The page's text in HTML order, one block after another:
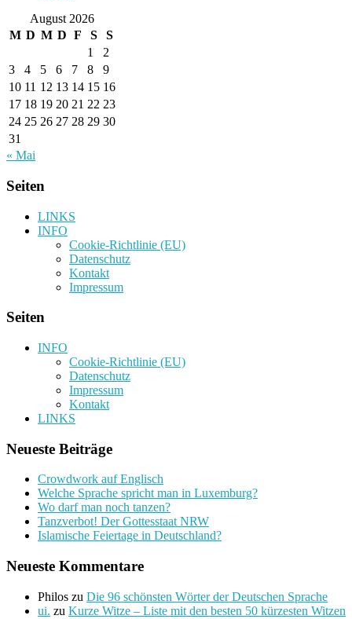
August 2026
M D M D F S
S
1
2
3
4 5 6 7 8
9
10 11 12 13 14 15 16
17 18 19 20 21 22 23
24 25 26 27 28 29 30
31
« Mai
Seiten
LINKS
INFO
Cookie-Richtlinie (EU)
Datenschutz
Kontakt
Impressum
Seiten
INFO
Cookie-Richtlinie (EU)
Datenschutz
Impressum
Kontakt
LINKS
Neueste Beiträge
Crowdwork auf Englisch
Welche Sprache spricht man in Luxemburg?
Wo darf man noch tanzen?
Tanzverbot! Der Gottesstaat NRW
Islamische Feiertage in Deutschland?
Neueste Kommentare
Philos zu Die 96 schönsten Wörter der Deutschen Sprache
ui. zu Kurze Witze – Liste mit den besten 50 kürzesten Witzen